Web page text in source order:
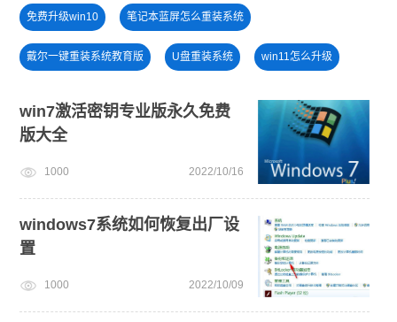
免费升级win10 笔记本蓝屏怎么重装系统
戴尔一键重装系统教育版 U盘重装系统 win11怎么升级
windows11 小白一键重装系统绿色版
win7系统重装 电脑开不了机怎么重装系统
win7激活密钥专业版永久免费
版大全
1000 2022/10/16
windows7系统如何恢复出厂设
置
1000 2022/10/09